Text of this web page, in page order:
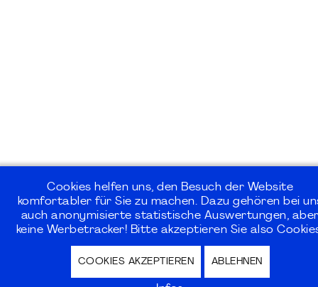
Cookies helfen uns, den Besuch der Website
komfortabler für Sie zu machen. Dazu gehören bei
auch anonymisierte statistische Auswertungen,
keine Werbetracker! Bitte akzeptieren Sie also
COOKIES AKZEPTIEREN ABLEHNEN